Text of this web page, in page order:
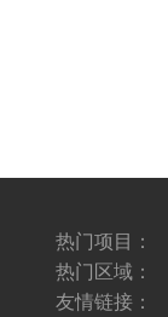
热门项目：
热门区域：
友情链接：